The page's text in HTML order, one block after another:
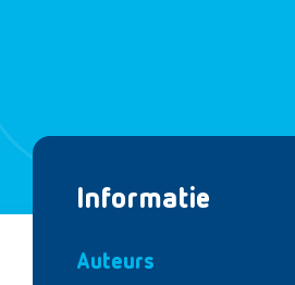
Informatie
Auteurs